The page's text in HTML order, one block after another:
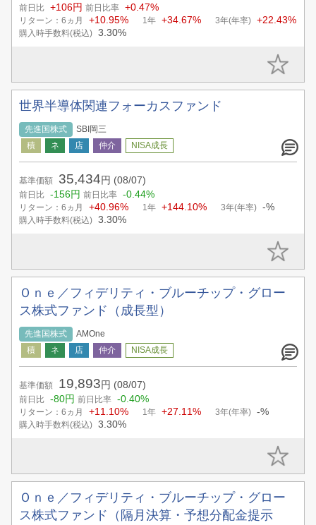
前日比 +106円 前日比率 +0.47%
リターン：6ヵ月 +10.95% 1年 +34.67% 3年(年率) +22.43%
購入時手数料(税込) 3.30%
世界半導体関連フォーカスファンド
先進国株式 SBI岡三
基準価額 35,434 円 (08/07)
前日比 -156円 前日比率 -0.44%
リターン：6ヵ月 +40.96% 1年 +144.10% 3年(年率) -%
購入時手数料(税込) 3.30%
Ｏｎｅ／フィデリティ・ブルーチップ・グロー
ス株式ファンド（成長型）
先進国株式 AMOne
基準価額 19,893 円 (08/07)
前日比 -80円 前日比率 -0.40%
リターン：6ヵ月 +11.10% 1年 +27.11% 3年(年率) -%
購入時手数料(税込) 3.30%
Ｏｎｅ／フィデリティ・ブルーチップ・グロー
ス株式ファンド（隔月決算・予想分配金提示